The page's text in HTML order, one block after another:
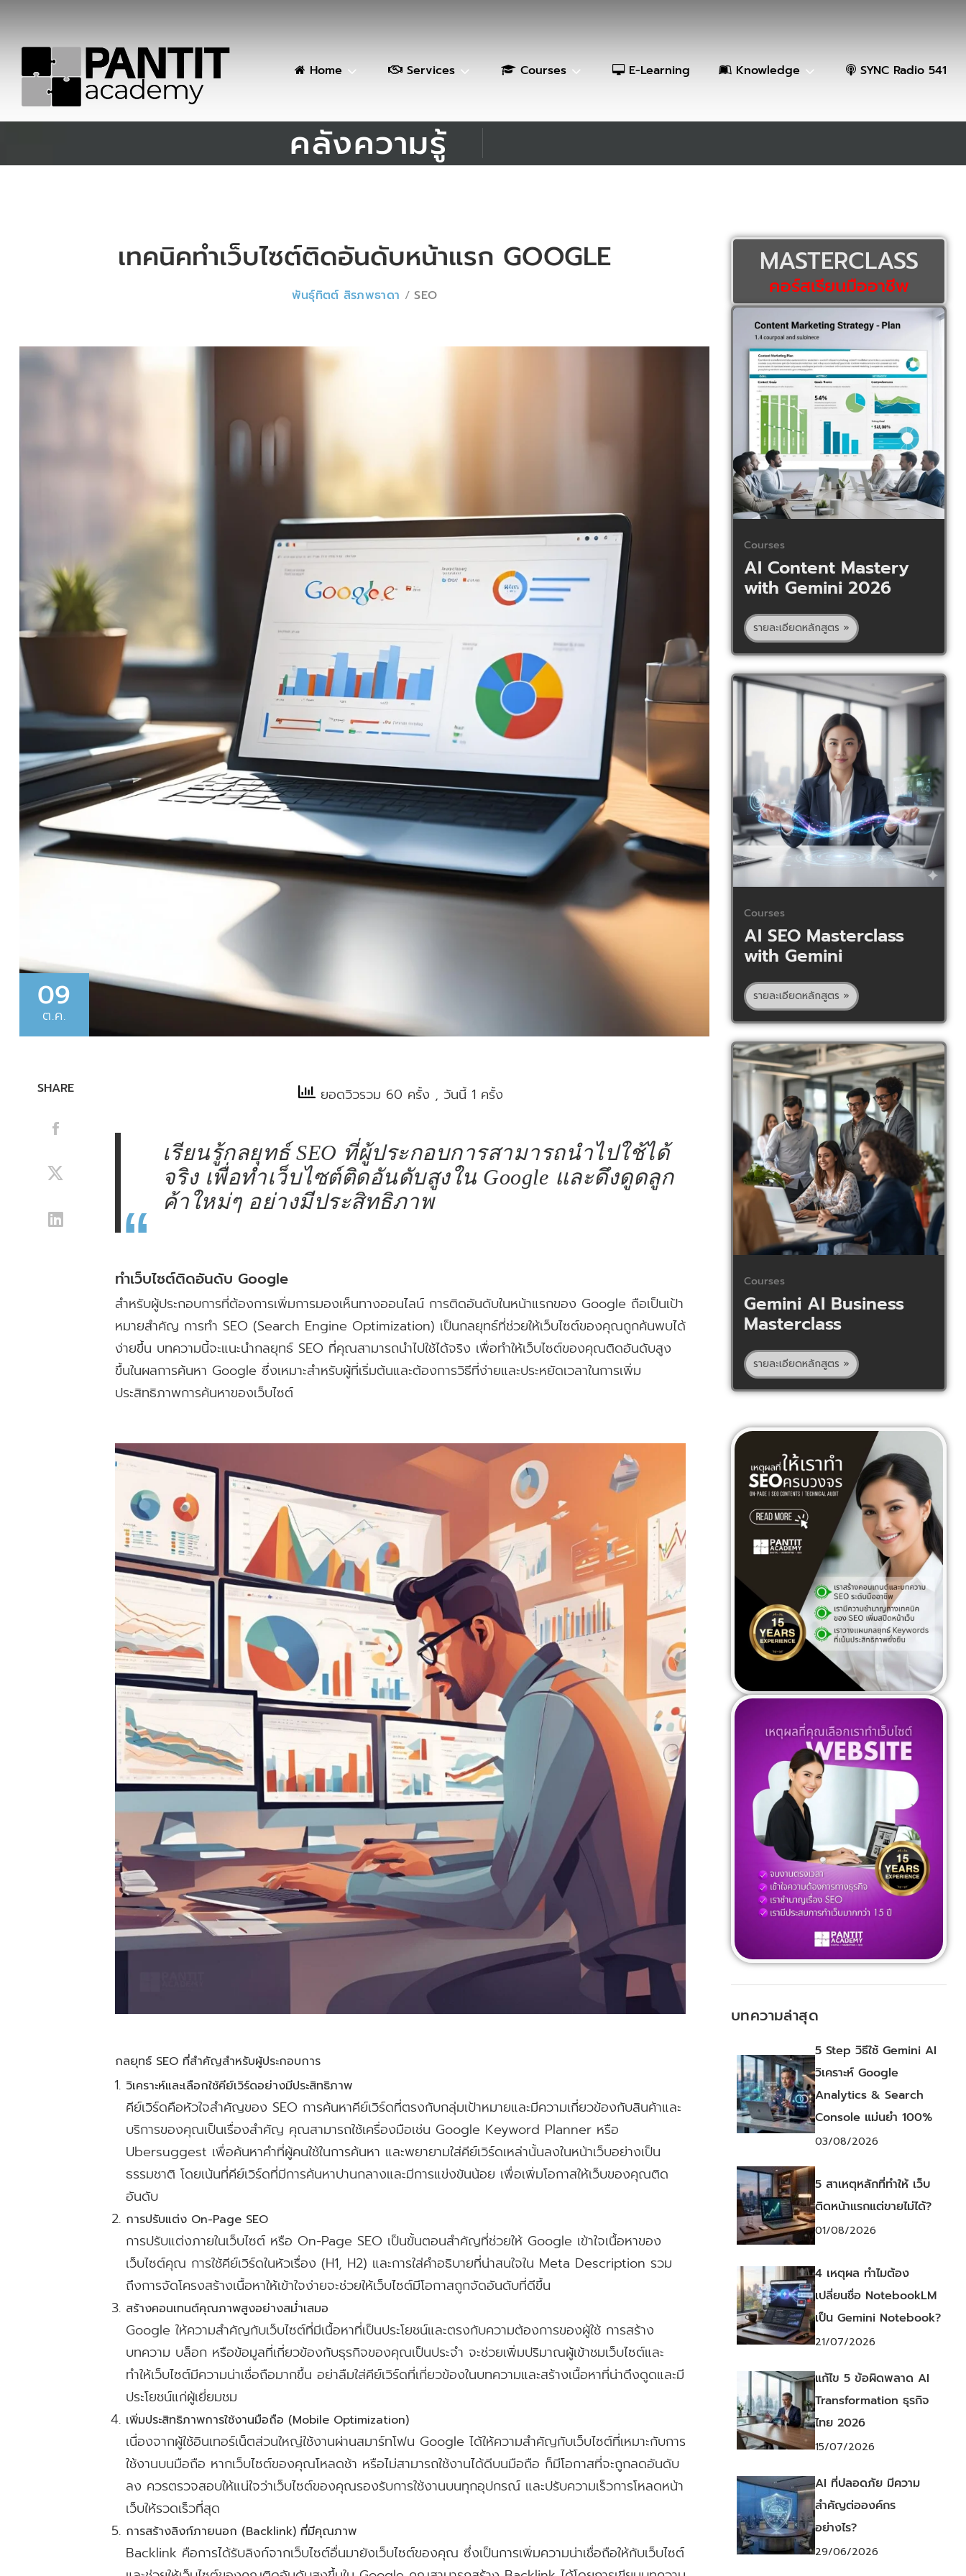
Home Services Courses E-Learning Knowledge SYNC Radio 541
คลังความรู้
เทคนิคทำเว็บไซต์ติดอันดับหน้าแรก GOOGLE
พันธุ์ทิตต์ สิรภพธาดา SEO
09
ต.ค.
SHARE ยอดวิวรวม 60 ครั้ง , วันนี้ 1 ครั้ง
เรียนรู้กลยุทธ์ SEO ที่ผู้ประกอบการสามารถนำไปใช้ได้
จริง เพื่อทำเว็บไซต์ติดอันดับสูงใน Google และดึงดูดลูก
ค้าใหม่ๆ อย่างมีประสิทธิภาพ
ทำเว็บไซต์ติดอันดับ Google
สำหรับผู้ประกอบการที่ต้องการเพิ่มการมองเห็นทางออนไลน์ การติดอันดับในหน้าแรกของ Google ถือเป็นเป้า
หมายสำคัญ การทำ SEO (Search Engine Optimization) เป็นกลยุทธ์ที่ช่วยให้เว็บไซต์ของคุณถูกค้นพบได้
ง่ายขึ้น บทความนี้จะแนะนำกลยุทธ์ SEO ที่คุณสามารถนำไปใช้ได้จริง เพื่อทำให้เว็บไซต์ของคุณติดอันดับสูง
ขึ้นในผลการค้นหา Google ซึ่งเหมาะสำหรับผู้ที่เริ่มต้นและต้องการวิธีที่ง่ายและประหยัดเวลาในการเพิ่ม
ประสิทธิภาพการค้นหาของเว็บไซต์
กลยุทธ์ SEO ที่สำคัญสำหรับผู้ประกอบการ
วิเคราะห์และเลือกใช้คีย์เวิร์ดอย่างมีประสิทธิภาพ
คีย์เวิร์ดคือหัวใจสำคัญของ SEO การค้นหาคีย์เวิร์ดที่ตรงกับกลุ่มเป้าหมายและมีความเกี่ยวข้องกับสินค้าและ
บริการของคุณเป็นเรื่องสำคัญ คุณสามารถใช้เครื่องมือเช่น Google Keyword Planner หรือ
Ubersuggest เพื่อค้นหาคำที่ผู้คนใช้ในการค้นหา และพยายามใส่คีย์เวิร์ดเหล่านั้นลงในหน้าเว็บอย่างเป็น
ธรรมชาติ โดยเน้นที่คีย์เวิร์ดที่มีการค้นหาปานกลางและมีการแข่งขันน้อย เพื่อเพิ่มโอกาสให้เว็บของคุณติด
อันดับ
การปรับแต่ง On-Page SEO
การปรับแต่งภายในเว็บไซต์ หรือ On-Page SEO เป็นขั้นตอนสำคัญที่ช่วยให้ Google เข้าใจเนื้อหาของ
เว็บไซต์คุณ การใช้คีย์เวิร์ดในหัวเรื่อง (H1, H2) และการใส่คำอธิบายที่น่าสนใจใน Meta Description รวม
ถึงการจัดโครงสร้างเนื้อหาให้เข้าใจง่ายจะช่วยให้เว็บไซต์มีโอกาสถูกจัดอันดับที่ดีขึ้น
สร้างคอนเทนต์คุณภาพสูงอย่างสม่ำเสมอ
Google ให้ความสำคัญกับเว็บไซต์ที่มีเนื้อหาที่เป็นประโยชน์และตรงกับความต้องการของผู้ใช้ การสร้าง
บทความ บล็อก หรือข้อมูลที่เกี่ยวข้องกับธุรกิจของคุณเป็นประจำ จะช่วยเพิ่มปริมาณผู้เข้าชมเว็บไซต์และ
ทำให้เว็บไซต์มีความน่าเชื่อถือมากขึ้น อย่าลืมใส่คีย์เวิร์ดที่เกี่ยวข้องในบทความและสร้างเนื้อหาที่น่าดึงดูดและมี
ประโยชน์แก่ผู้เยี่ยมชม
เพิ่มประสิทธิภาพการใช้งานมือถือ (Mobile Optimization)
เนื่องจากผู้ใช้อินเทอร์เน็ตส่วนใหญ่ใช้งานผ่านสมาร์ทโฟน Google ได้ให้ความสำคัญกับเว็บไซต์ที่เหมาะกับการ
ใช้งานบนมือถือ หากเว็บไซต์ของคุณโหลดช้า หรือไม่สามารถใช้งานได้ดีบนมือถือ ก็มีโอกาสที่จะถูกลดอันดับ
ลง ควรตรวจสอบให้แน่ใจว่าเว็บไซต์ของคุณรองรับการใช้งานบนทุกอุปกรณ์ และปรับความเร็วการโหลดหน้า
เว็บให้รวดเร็วที่สุด
การสร้างลิงก์ภายนอก (Backlink) ที่มีคุณภาพ
Backlink คือการได้รับลิงก์จากเว็บไซต์อื่นมายังเว็บไซต์ของคุณ ซึ่งเป็นการเพิ่มความน่าเชื่อถือให้กับเว็บไซต์
MASTERCLASS
คอร์สเรียนมืออาชีพ
Courses
AI Content Mastery
with Gemini 2026
รายละเอียดหลักสูตร »
Courses
AI SEO Masterclass
with Gemini
รายละเอียดหลักสูตร »
Courses
Gemini AI Business
Masterclass
รายละเอียดหลักสูตร »
บทความล่าสุด
5 Step วิธีใช้ Gemini AI
วิเคราะห์ Google
Analytics & Search
Console แม่นยำ 100%
03/08/2026
5 สาเหตุหลักที่ทำให้ เว็บ
ติดหน้าแรกแต่ขายไม่ได้?
01/08/2026
4 เหตุผล ทำไมต้อง
เปลี่ยนชื่อ NotebookLM
เป็น Gemini Notebook?
21/07/2026
แก้ไข 5 ข้อผิดพลาด AI
Transformation ธุรกิจ
ไทย 2026
15/07/2026
AI ที่ปลอดภัย มีความ
สำคัญต่อองค์กร
อย่างไร?
29/06/2026